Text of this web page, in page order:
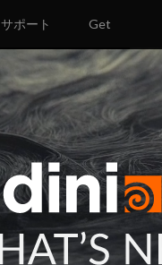
サポート Get